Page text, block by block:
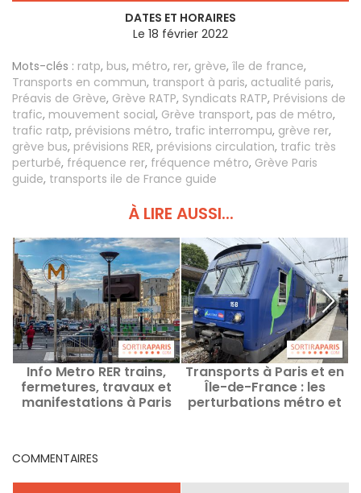
DATES ET HORAIRES
Le 18 février 2022
Mots-clés : ratp, bus, métro, rer, grève, île de france,
Transports en commun, transport à paris, actualité paris,
Préavis de Grève, Grève RATP, Syndicats RATP, Prévisions de
trafic, mouvement social, Grève transport, pas de métro,
trafic ratp, prévisions métro, trafic interrompu, grève rer,
grève bus, prévisions RER, prévisions circulation, trafic très
perturbé, fréquence rer, fréquence métro, Grève Paris
guide, transports ile de France guide
À LIRE AUSSI...
Info Metro RER trains,
fermetures, travaux et
manifestations à Paris
Transports à Paris et en
Île-de-France : les
perturbations métro et
COMMENTAIRES